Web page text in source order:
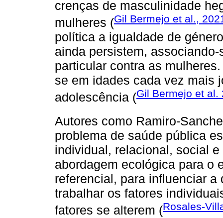
crenças de masculinidade
mulheres (Gil Bermejo et al.,
política a igualdade de
ainda persistem,
particular contra as
se em idades cada vez mais
adolescência (Gil Bermejo et al.
Autores como Ramiro-
problema de saúde pública
individual, relacional, social
abordagem ecológica para o
referencial, para influenciar
trabalhar os fatores
fatores se alterem (Rosales-